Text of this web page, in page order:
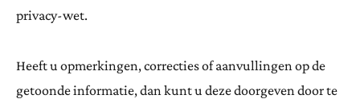
privacy-wet.
Heeft u opmerkingen, correcties of aanvullingen op de
getoonde informatie, dan kunt u deze doorgeven door te